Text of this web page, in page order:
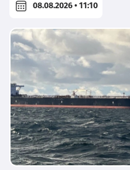
08.08.2026 • 11:10